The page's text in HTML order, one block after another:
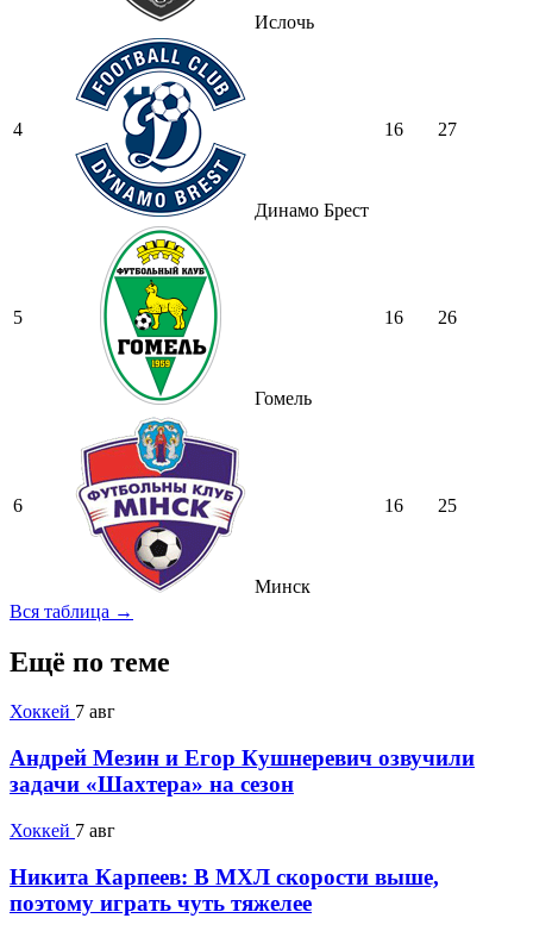
Ислочь
4
Динамо Брест
16 27
5
Гомель
16 26
6
Минск
16 25
Вся таблица →
Ещё по теме
Хоккей 7 авг
Андрей Мезин и Егор Кушнеревич озвучили
задачи «Шахтера» на сезон
Хоккей 7 авг
Никита Карпеев: В МХЛ скорости выше,
поэтому играть чуть тяжелее